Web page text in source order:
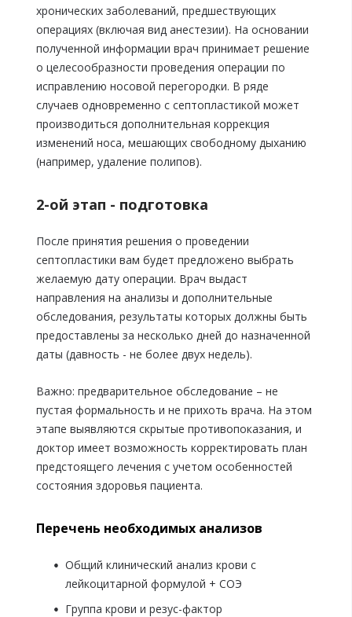
хронических заболеваний, предшествующих
операциях (включая вид анестезии). На основании
полученной информации врач принимает решение
о целесообразности проведения операции по
исправлению носовой перегородки. В ряде
случаев одновременно с септопластикой может
производиться дополнительная коррекция
изменений носа, мешающих свободному дыханию
(например, удаление полипов).
2-ой этап - подготовка
После принятия решения о проведении
септопластики вам будет предложено выбрать
желаемую дату операции. Врач выдаст
направления на анализы и дополнительные
обследования, результаты которых должны быть
предоставлены за несколько дней до назначенной
даты (давность - не более двух недель).
Важно: предварительное обследование – не
пустая формальность и не прихоть врача. На этом
этапе выявляются скрытые противопоказания, и
доктор имеет возможность корректировать план
предстоящего лечения с учетом особенностей
состояния здоровья пациента.
Перечень необходимых анализов
Общий клинический анализ крови с
лейкоцитарной формулой + СОЭ
Группа крови и резус-фактор